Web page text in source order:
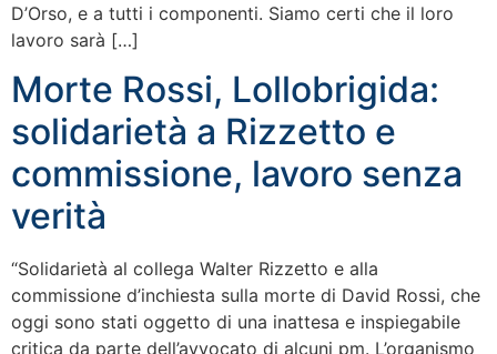
D’Orso, e a tutti i componenti. Siamo certi che il loro
lavoro sarà […]
Morte Rossi, Lollobrigida:
solidarietà a Rizzetto e
commissione, lavoro senza
verità
“Solidarietà al collega Walter Rizzetto e alla
commissione d’inchiesta sulla morte di David Rossi, che
oggi sono stati oggetto di una inattesa e inspiegabile
critica da parte dell’avvocato di alcuni pm. L’organismo